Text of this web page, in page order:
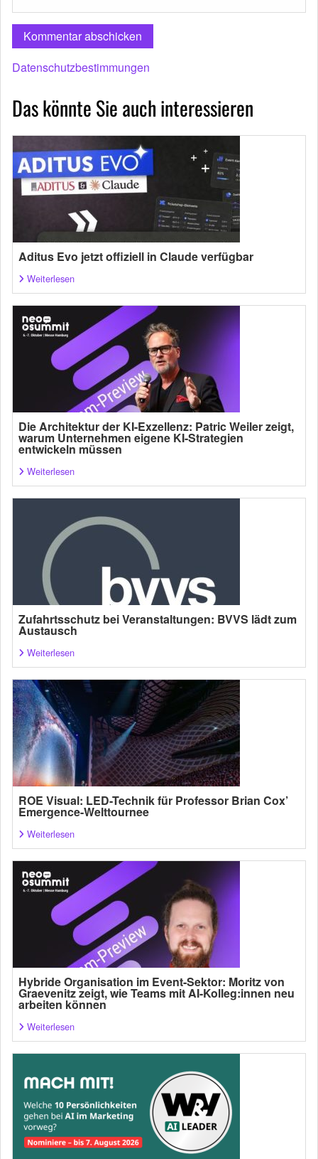
Datenschutzbestimmungen
Das könnte Sie auch interessieren
Aditus Evo jetzt offiziell in Claude verfügbar
Weiterlesen
Die Architektur der KI-Exzellenz: Patric Weiler zeigt,
warum Unternehmen eigene KI-Strategien
entwickeln müssen
Weiterlesen
Zufahrtsschutz bei Veranstaltungen: BVVS lädt zum
Austausch
Weiterlesen
ROE Visual: LED-Technik für Professor Brian Cox’
Emergence-Welttournee
Weiterlesen
Hybride Organisation im Event-Sektor: Moritz von
Graevenitz zeigt, wie Teams mit AI-Kolleg:innen neu
arbeiten können
Weiterlesen